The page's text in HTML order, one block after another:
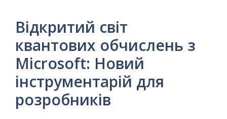
Відкритий світ
квантових обчислень з
Microsoft: Новий
інструментарій для
розробників